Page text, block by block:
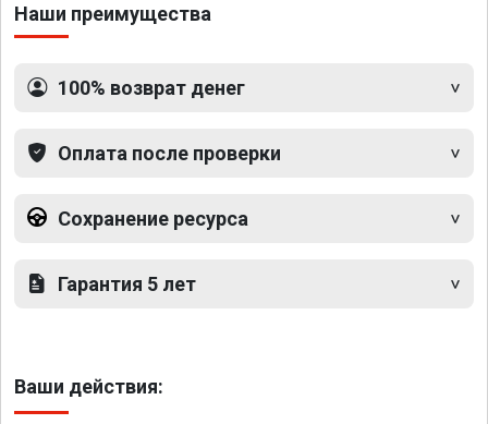
Наши преимущества
100% возврат денег
Оплата после проверки
Сохранение ресурса
Гарантия 5 лет
Ваши действия: